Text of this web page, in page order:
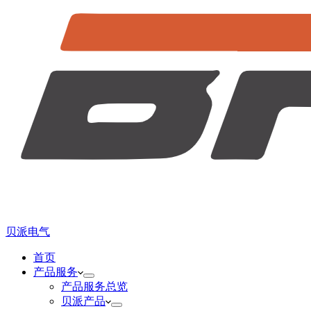
贝派电气
首页
产品服务
产品服务总览
贝派产品